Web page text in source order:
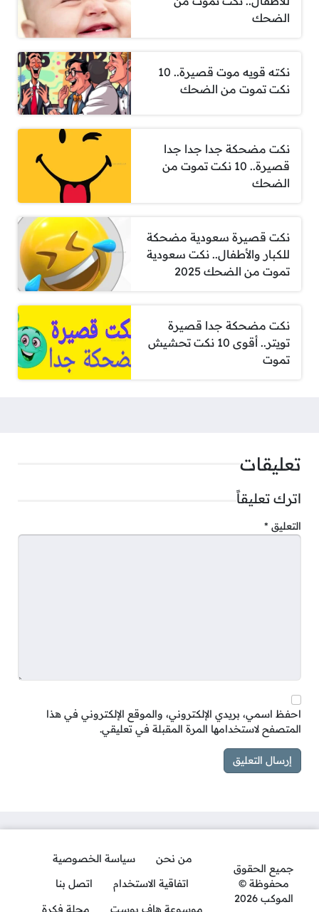
الضحك
نكته قويه موت قصيرة.. 10
نكت تموت من الضحك
نكت مضحكة جدا جدا جدا
قصيرة.. 10 نكت تموت من
الضحك
نكت قصيرة سعودية مضحكة
للكبار والأطفال.. نكت سعودية
تموت من الضحك 2025
نكت مضحكة جدا قصيرة
تويتر.. أقوى 10 نكت تحشيش
تموت
تعليقات
اترك تعليقاً
التعليق *
احفظ اسمي، بريدي الإلكتروني، والموقع الإلكتروني في هذا
المتصفح لاستخدامها المرة المقبلة في تعليقي.
جميع الحقوق
محفوظة ©
الموكب 2026
من نحن
سياسة الخصوصية
اتفاقية الاستخدام
اتصل بنا
موسوعة هاف بوست
مجلة فكرة